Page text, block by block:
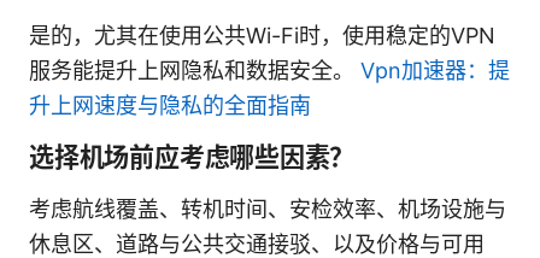
是的，尤其在使用公共Wi-Fi时，使用稳定的VPN
服务能提升上网隐私和数据安全。 Vpn加速器：提
升上网速度与隐私的全面指南
选择机场前应考虑哪些因素？
考虑航线覆盖、转机时间、安检效率、机场设施与
休息区、道路与公共交通接驳、以及价格与可用